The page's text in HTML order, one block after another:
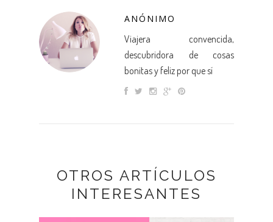
ANÓNIMO
Viajera convencida,
descubridora de cosas
bonitas y feliz por que sí
OTROS ARTÍCULOS
INTERESANTES